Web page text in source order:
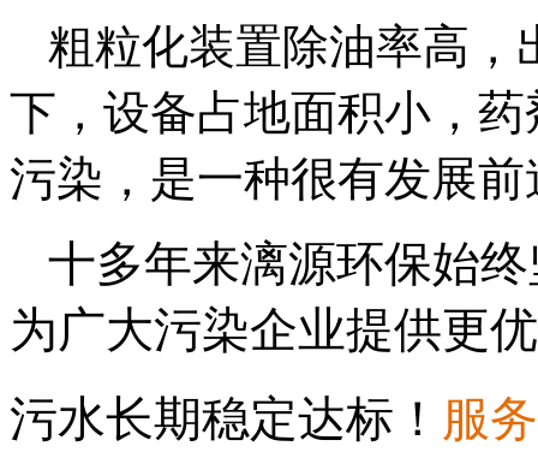
粗粒化装置除油率高，
下，设备占地面积小，
污染，是一种很有发展
十多年来漓源环保始
为广大污染企业提供更
污水长期稳定达标！ 服